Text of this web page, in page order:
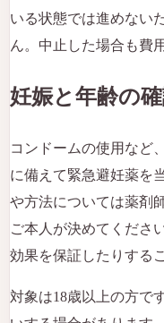
いる状態では進めない
ん。中止した場合も費
妊娠と年齢の
コンドームの使用など
に備えて緊急避妊薬を
や方法については薬剤
ご本人が決めてくださ
効果を保証したりする
対象は18歳以上の方で